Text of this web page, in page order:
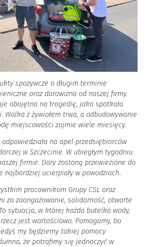
spożywcze o długim terminie
oraz darowizna od naszej firmy.
obojętna na tragedię, jaka spotkała
Walka z żywiołem trwa, a odbudowywanie
miejscowości zajmie wiele miesięcy.
odpowiedziała na apel przedsiębiorców
w Szczecinie. W ubiegłym tygodniu
firmie. Dary zostaną przewiezione do
najbardziej ucierpiały w powodziach.
pracownikom Grupy CSL oraz
za zaangażowanie, solidarność, otwarte
sytuacja, w której każda butelka wody,
jest wartościowa. Pomagamy, bo
my będziemy takiej pomocy
że potrafimy się jednoczyć w